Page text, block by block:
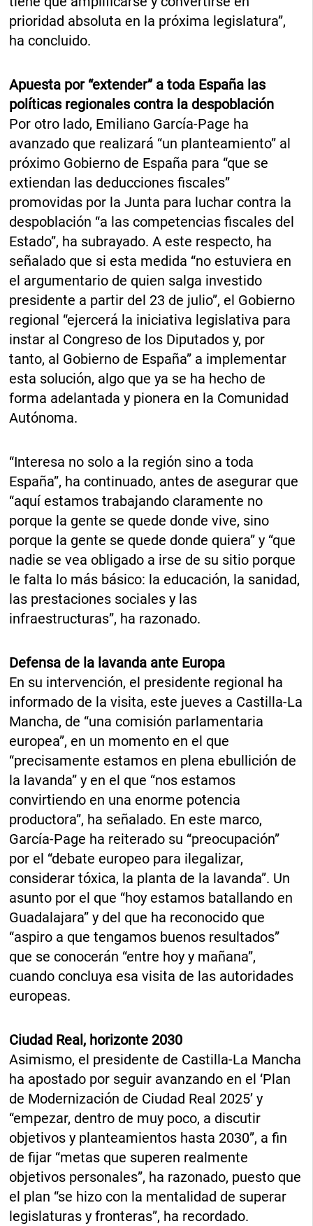
prioridad absoluta en la próxima legislatura”,
ha concluido.
Apuesta por “extender” a toda España las
políticas regionales contra la despoblación
Por otro lado, Emiliano García-Page ha
avanzado que realizará “un planteamiento” al
próximo Gobierno de España para “que se
extiendan las deducciones fiscales”
promovidas por la Junta para luchar contra la
despoblación “a las competencias fiscales del
Estado”, ha subrayado. A este respecto, ha
señalado que si esta medida “no estuviera en
el argumentario de quien salga investido
presidente a partir del 23 de julio”, el Gobierno
regional “ejercerá la iniciativa legislativa para
instar al Congreso de los Diputados y, por
tanto, al Gobierno de España” a implementar
esta solución, algo que ya se ha hecho de
forma adelantada y pionera en la Comunidad
Autónoma.
“Interesa no solo a la región sino a toda
España”, ha continuado, antes de asegurar que
“aquí estamos trabajando claramente no
porque la gente se quede donde vive, sino
porque la gente se quede donde quiera” y “que
nadie se vea obligado a irse de su sitio porque
le falta lo más básico: la educación, la sanidad,
las prestaciones sociales y las
infraestructuras”, ha razonado.
Defensa de la lavanda ante Europa
En su intervención, el presidente regional ha
informado de la visita, este jueves a Castilla-La
Mancha, de “una comisión parlamentaria
europea”, en un momento en el que
“precisamente estamos en plena ebullición de
la lavanda” y en el que “nos estamos
convirtiendo en una enorme potencia
productora”, ha señalado. En este marco,
García-Page ha reiterado su “preocupación”
por el “debate europeo para ilegalizar,
considerar tóxica, la planta de la lavanda”. Un
asunto por el que “hoy estamos batallando en
Guadalajara” y del que ha reconocido que
“aspiro a que tengamos buenos resultados”
que se conocerán “entre hoy y mañana”,
cuando concluya esa visita de las autoridades
europeas.
Ciudad Real, horizonte 2030
Asimismo, el presidente de Castilla-La Mancha
ha apostado por seguir avanzando en el ‘Plan
de Modernización de Ciudad Real 2025’ y
“empezar, dentro de muy poco, a discutir
objetivos y planteamientos hasta 2030”, a fin
de fijar “metas que superen realmente
objetivos personales”, ha razonado, puesto que
el plan “se hizo con la mentalidad de superar
legislaturas y fronteras”, ha recordado.